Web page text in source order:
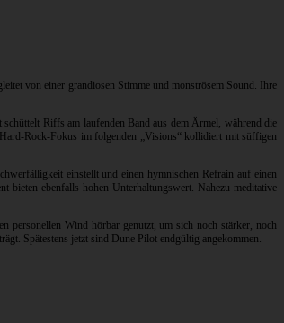
von einer grandiosen Stimme und monströsem Sound. Ihre
Riffs am laufenden Band aus dem Ärmel, während die
Rock-Fokus im folgenden „Visions“ kollidiert mit süffigen
einstellt und einen hymnischen Refrain auf einen
bieten ebenfalls hohen Unterhaltungswert. Nahezu meditative
personellen Wind hörbar genutzt, um sich noch stärker, noch
Spätestens jetzt sind Dune Pilot endgültig angekommen.